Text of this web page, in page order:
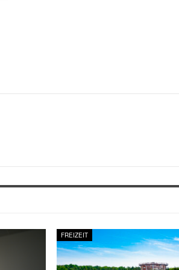
FREIZEIT